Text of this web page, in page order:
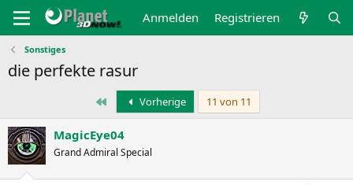
Anmelden Registrieren
Sonstiges
die perfekte rasur
Erste Vorherige 11 von 11
MagicEye04
Grand Admiral Special